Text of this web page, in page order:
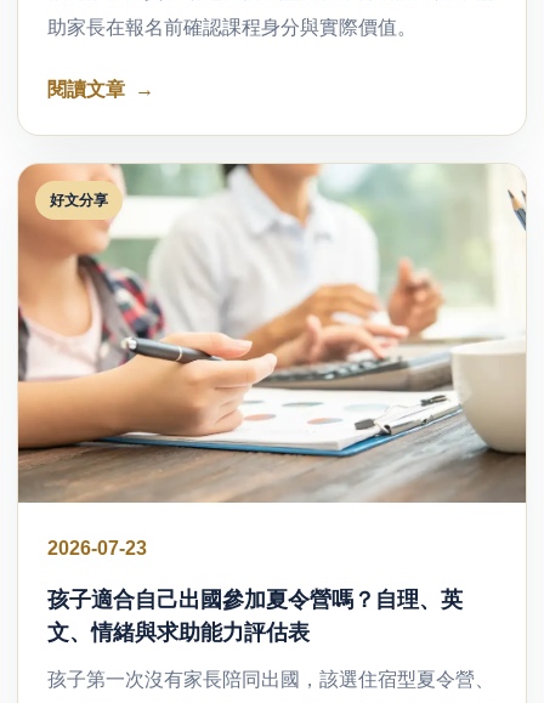
助家長在報名前確認課程身分與實際價值。
閱讀文章
好文分享
2026-07-23
孩子適合自己出國參加夏令營嗎？自理、英
文、情緒與求助能力評估表
孩子第一次沒有家長陪同出國，該選住宿型夏令營、